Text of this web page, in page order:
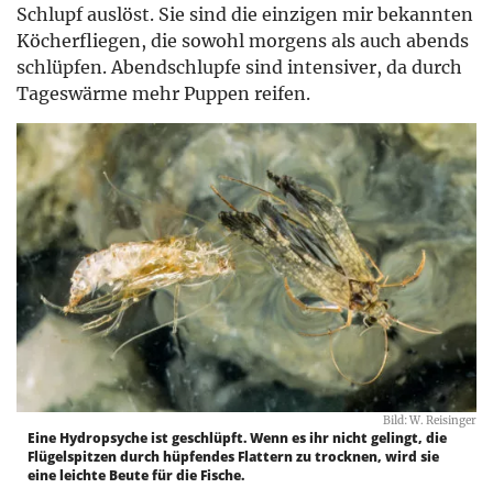
Schlupf auslöst. Sie sind die einzigen mir bekannten
Köcherfliegen, die sowohl morgens als auch abends
schlüpfen. Abendschlupfe sind intensiver, da durch
Tageswärme mehr Puppen reifen.
Bild: W. Reisinger
Eine Hydropsyche ist geschlüpft. Wenn es ihr nicht gelingt, die
Flügelspitzen durch hüpfendes Flattern zu trocknen, wird sie
eine leichte Beute für die Fische.